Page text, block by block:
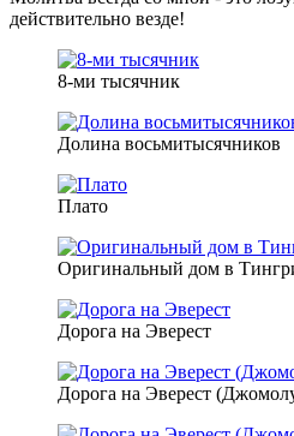
действительно везде!
8-ми тысячник
Долина восьмитысячников
Плато
Оригинальный дом в
Дорога на Эверест
Дорога на Эверест